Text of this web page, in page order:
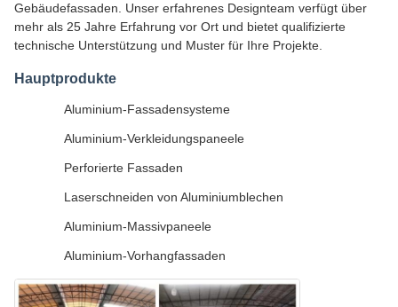
Gebäudefassaden. Unser erfahrenes Designteam verfügt über
mehr als 25 Jahre Erfahrung vor Ort und bietet qualifizierte
technische Unterstützung und Muster für Ihre Projekte.
Hauptprodukte
Aluminium-Fassadensysteme
Aluminium-Verkleidungspaneele
Perforierte Fassaden
Laserschneiden von Aluminiumblechen
Aluminium-Massivpaneele
Aluminium-Vorhangfassaden